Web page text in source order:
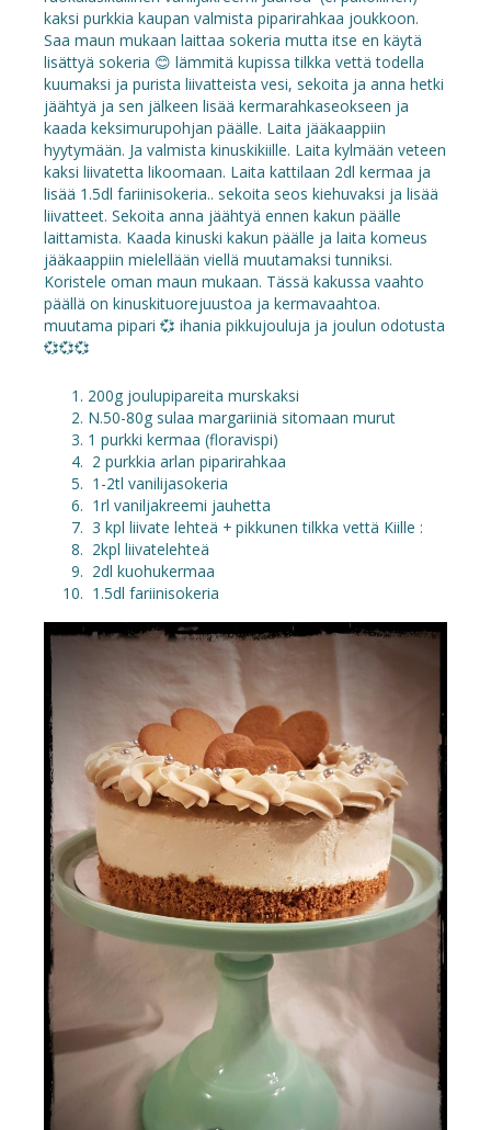
kaksi purkkia kaupan valmista piparirahkaa joukkoon.
Saa maun mukaan laittaa sokeria mutta itse en käytä
lisättyä sokeria 😊 lämmitä kupissa tilkka vettä todella
kuumaksi ja purista liivatteista vesi, sekoita ja anna hetki
jäähtyä ja sen jälkeen lisää kermarahkaseokseen ja
kaada keksimurupohjan päälle. Laita jääkaappiin
hyytymään. Ja valmista kinuskikiille. Laita kylmään veteen
kaksi liivatetta likoomaan. Laita kattilaan 2dl kermaa ja
lisää 1.5dl fariinisokeria.. sekoita seos kiehuvaksi ja lisää
liivatteet. Sekoita anna jäähtyä ennen kakun päälle
laittamista. Kaada kinuski kakun päälle ja laita komeus
jääkaappiin mielellään viellä muutamaksi tunniksi.
Koristele oman maun mukaan. Tässä kakussa vaahto
päällä on kinuskituorejuustoa ja kermavaahtoa.
muutama pipari 💞 ihania pikkujouluja ja joulun odotusta
💞💞💞
200g joulupipareita murskaksi
N.50-80g sulaa margariiniä sitomaan murut
1 purkki kermaa (floravispi)
2 purkkia arlan piparirahkaa
1-2tl vanilijasokeria
1rl vaniljakreemi jauhetta
3 kpl liivate lehteä + pikkunen tilkka vettä Kiille :
2kpl liivatelehteä
2dl kuohukermaa
1.5dl fariinisokeria